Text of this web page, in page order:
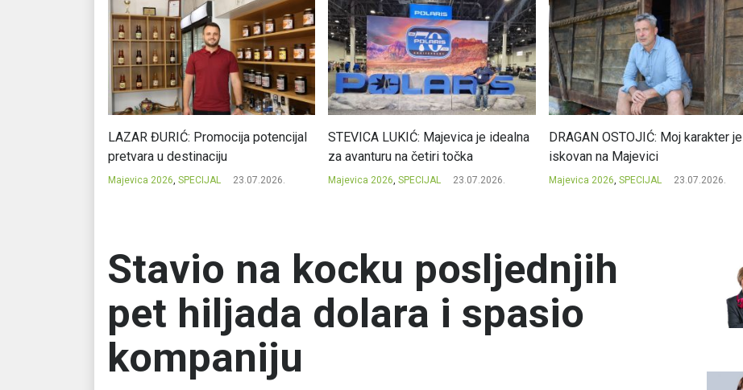
LAZAR ĐURIĆ: Promocija potencijal
pretvara u destinaciju
Majevica 2026, SPECIJAL 23.07.2026.
STEVICA LUKIĆ: Majevica je idealna
za avanturu na četiri točka
Majevica 2026, SPECIJAL 23.07.2026.
DRAGAN OSTOJIĆ: Moj karakter je
iskovan na Majevici
Majevica 2026, SPECIJAL 23.07.2026.
Stavio na kocku posljednjih
pet hiljada dolara i spasio
kompaniju